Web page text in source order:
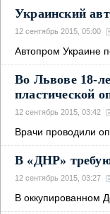
Украинский
12 сентябрь 2015, 05:00
Автопром Украине
Во Львове 18-
пластической
12 сентябрь 2015, 03:42
Врачи проводили
В «ДНР»
12 сентябрь 2015, 03:27
В оккупированном